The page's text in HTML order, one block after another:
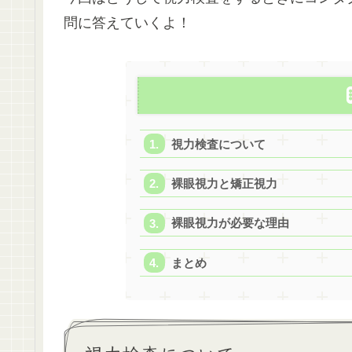
問に答えていくよ！
視力検査について
裸眼視力と矯正視力
裸眼視力が必要な理由
まとめ